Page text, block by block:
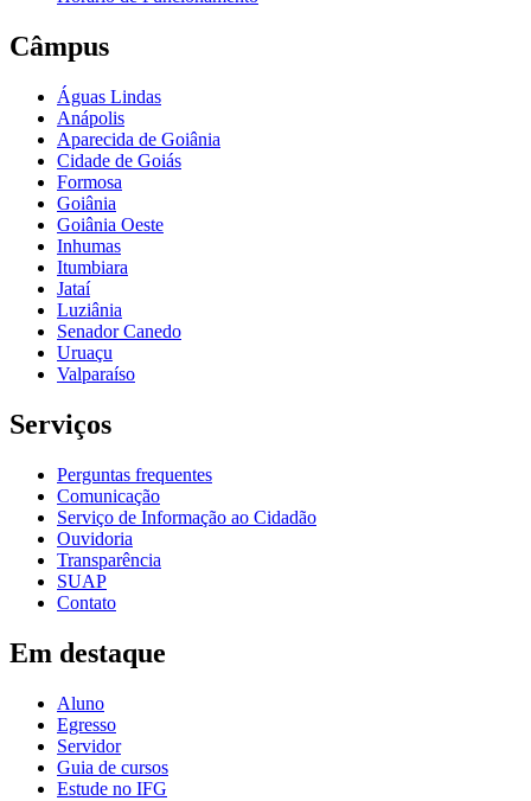
Câmpus
Águas Lindas
Anápolis
Aparecida de Goiânia
Cidade de Goiás
Formosa
Goiânia
Goiânia Oeste
Inhumas
Itumbiara
Jataí
Luziânia
Senador Canedo
Uruaçu
Valparaíso
Serviços
Perguntas frequentes
Comunicação
Serviço de Informação ao Cidadão
Ouvidoria
Transparência
SUAP
Contato
Em destaque
Aluno
Egresso
Servidor
Guia de cursos
Estude no IFG